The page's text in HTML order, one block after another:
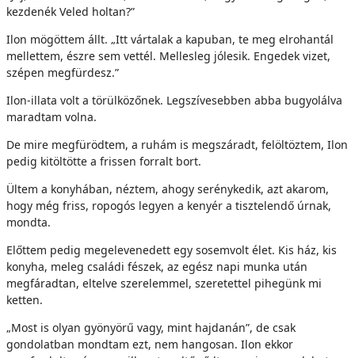
kezdenék Veled holtan?”
Ilon mögöttem állt. „Itt vártalak a kapuban, te meg elrohantál
mellettem, észre sem vettél. Mellesleg jólesik. Engedek vizet,
szépen megfürdesz.”
Ilon-illata volt a törülközőnek. Legszívesebben abba bugyolálva
maradtam volna.
De mire megfürödtem, a ruhám is megszáradt, felöltöztem, Ilon
pedig kitöltötte a frissen forralt bort.
Ültem a konyhában, néztem, ahogy serénykedik, azt akarom,
hogy még friss, ropogós legyen a kenyér a tisztelendő úrnak,
mondta.
Előttem pedig megelevenedett egy sosemvolt élet. Kis ház, kis
konyha, meleg családi fészek, az egész napi munka után
megfáradtan, eltelve szerelemmel, szeretettel pihegünk mi
ketten.
„Most is olyan gyönyörű vagy, mint hajdanán”, de csak
gondolatban mondtam ezt, nem hangosan. Ilon ekkor